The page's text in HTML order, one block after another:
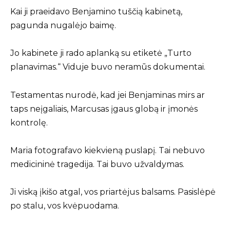
Kai ji praeidavo Benjamino tuščią kabinetą,
pagunda nugalėjo baimę.
Jo kabinete ji rado aplanką su etiketė „Turto
planavimas.“ Viduje buvo neramūs dokumentai.
Testamentas nurodė, kad jei Benjaminas mirs ar
taps neįgaliais, Marcusas įgaus globą ir įmonės
kontrolę.
Maria fotografavo kiekvieną puslapį. Tai nebuvo
medicininė tragedija. Tai buvo užvaldymas.
Ji viską įkišo atgal, vos priartėjus balsams. Pasislėpė
po stalu, vos kvėpuodama.